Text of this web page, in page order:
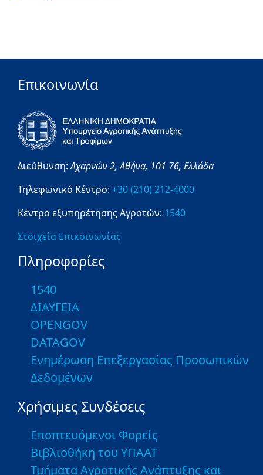
Επικοινωνία
Διεύθυνση:Αχαρνών 2,Αθήνα, 101 76, Ελλάδα
Τηλεφωνικό Κέντρο: +30 (210) 212-4000
Κέντρο εξυπηρέτησης Αγροτών: 1540
Στοιχεία Επικοινωνίας
Πληροφορίες
1540
ΔΙΑΥΓΕΙΑ
OPENGOV
DATAGOV
Ενημέρωση Επεξεργασίας Προσωπικών
Δεδομένων
Χρήσιμες Συνδέσεις
Εποπτευόμενοι Φορείς
Βιβλιοθήκη του ΥΠΑΑΤ
Τμήματα Αγροτικής Ανάπτυξης και